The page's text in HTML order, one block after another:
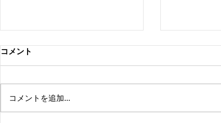
2019年ス
コメント
コメントを追加…